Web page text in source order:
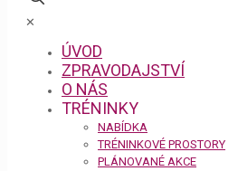
✕
ÚVOD
ZPRAVODAJSTVÍ
O NÁS
TRÉNINKY
NABÍDKA
TRÉNINKOVÉ PROSTORY
PLÁNOVANÉ AKCE